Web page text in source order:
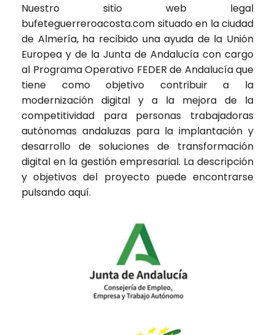
Nuestro sitio web legal
bufeteguerreroacosta.com situado en la ciudad
de Almería, ha recibido una ayuda de la Unión
Europea y de la Junta de Andalucía con cargo
al Programa Operativo FEDER de Andalucía que
tiene como objetivo contribuir a la
modernización digital y a la mejora de la
competitividad para personas trabajadoras
autónomas andaluzas para la implantación y
desarrollo de soluciones de transformación
digital en la gestión empresarial. La descripción
y objetivos del proyecto puede encontrarse
pulsandoaquí.